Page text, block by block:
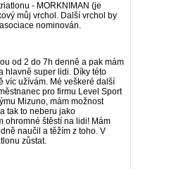
- MORKNIMAN (je
můj vrchol. Další vrchol by
nominován.
od 2 do 7h denně a pak mám
hlavně super lidi. Díky této
víc užívám. Mé veškeré další
pro firmu Level Sport
Mizuno, mám možnost
tak to neberu jako
ohromné štěstí na lidi! Mám
naučil a těžím z toho. V
zůstat.